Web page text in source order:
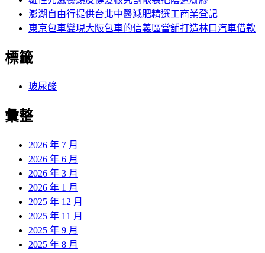
澎湖自由行提供台北中醫減肥精選工商業登記
東京包車變現大阪包車的信義區當舖打造林口汽車借款
標籤
玻尿酸
彙整
2026 年 7 月
2026 年 6 月
2026 年 3 月
2026 年 1 月
2025 年 12 月
2025 年 11 月
2025 年 9 月
2025 年 8 月